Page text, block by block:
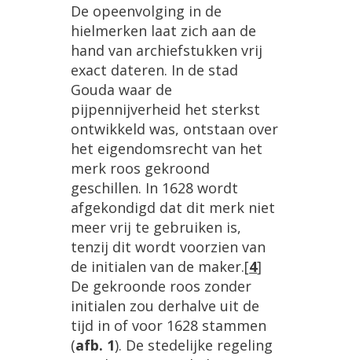
De opeenvolging in de
hielmerken laat zich aan de
hand van archiefstukken vrij
exact dateren. In de stad
Gouda waar de
pijpennijverheid het sterkst
ontwikkeld was, ontstaan over
het eigendomsrecht van het
merk roos gekroond
geschillen. In 1628 wordt
afgekondigd dat dit merk niet
meer vrij te gebruiken is,
tenzij dit wordt voorzien van
de initialen van de maker.[4]
De gekroonde roos zonder
initialen zou derhalve uit de
tijd in of voor 1628 stammen
(afb. 1). De stedelijke regeling